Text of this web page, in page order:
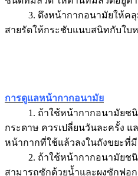
3. ดึงหน้ากากอนามัยให้คลุม
สายรัดให้กระชับแนบสนิทกับใบ
การดูแลหน้ากากอนามัย
1. ถ้าใช้หน้ากากอนามัยช
กระดาษ ควรเปลี่ยนวันละครั้ง แ
หน้ากากที่ใช้แล้วลงในถังขยะที่
2. ถ้าใช้หน้ากากอนามัยชนิ
สามารถซักด้วยน้ำและผงซักฟอก